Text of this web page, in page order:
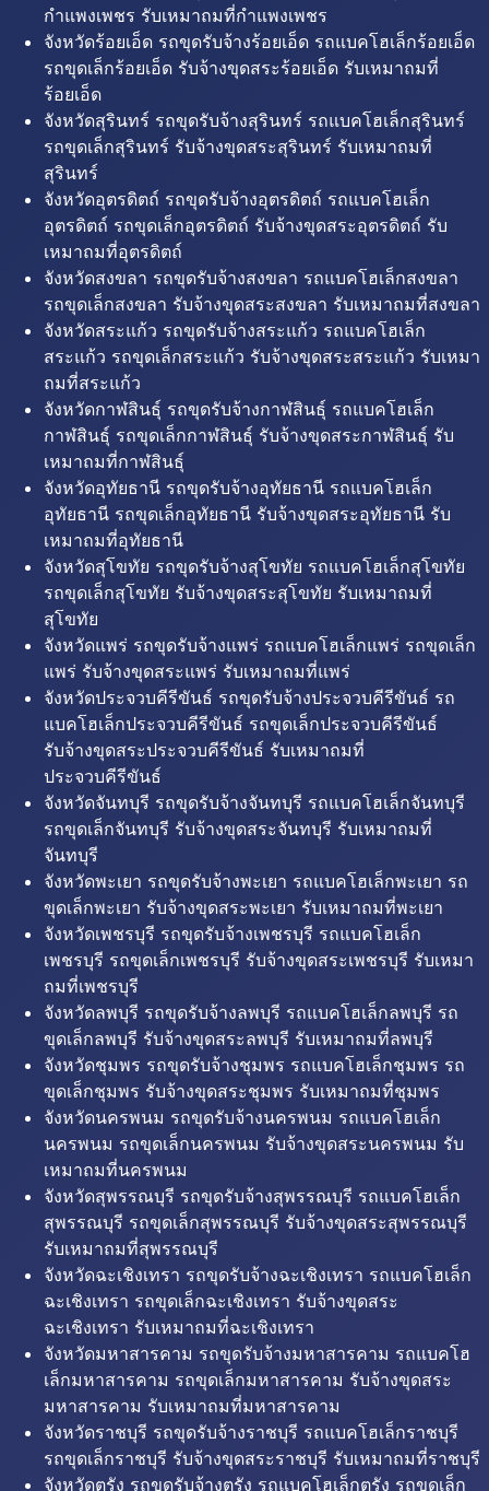
กำแพงเพชร รับเหมาถมที่กำแพงเพชร
จังหวัดร้อยเอ็ด รถขุดรับจ้างร้อยเอ็ด รถแบคโฮเล็กร้อยเอ็ด
รถขุดเล็กร้อยเอ็ด รับจ้างขุดสระร้อยเอ็ด รับเหมาถมที่
ร้อยเอ็ด
จังหวัดสุรินทร์ รถขุดรับจ้างสุรินทร์ รถแบคโฮเล็กสุรินทร์
รถขุดเล็กสุรินทร์ รับจ้างขุดสระสุรินทร์ รับเหมาถมที่
สุรินทร์
จังหวัดอุตรดิตถ์ รถขุดรับจ้างอุตรดิตถ์ รถแบคโฮเล็ก
อุตรดิตถ์ รถขุดเล็กอุตรดิตถ์ รับจ้างขุดสระอุตรดิตถ์ รับ
เหมาถมที่อุตรดิตถ์
จังหวัดสงขลา รถขุดรับจ้างสงขลา รถแบคโฮเล็กสงขลา
รถขุดเล็กสงขลา รับจ้างขุดสระสงขลา รับเหมาถมที่สงขลา
จังหวัดสระแก้ว รถขุดรับจ้างสระแก้ว รถแบคโฮเล็ก
สระแก้ว รถขุดเล็กสระแก้ว รับจ้างขุดสระสระแก้ว รับเหมา
ถมที่สระแก้ว
จังหวัดกาฬสินธุ์ รถขุดรับจ้างกาฬสินธุ์ รถแบคโฮเล็ก
กาฬสินธุ์ รถขุดเล็กกาฬสินธุ์ รับจ้างขุดสระกาฬสินธุ์ รับ
เหมาถมที่กาฬสินธุ์
จังหวัดอุทัยธานี รถขุดรับจ้างอุทัยธานี รถแบคโฮเล็ก
อุทัยธานี รถขุดเล็กอุทัยธานี รับจ้างขุดสระอุทัยธานี รับ
เหมาถมที่อุทัยธานี
จังหวัดสุโขทัย รถขุดรับจ้างสุโขทัย รถแบคโฮเล็กสุโขทัย
รถขุดเล็กสุโขทัย รับจ้างขุดสระสุโขทัย รับเหมาถมที่
สุโขทัย
จังหวัดแพร่ รถขุดรับจ้างแพร่ รถแบคโฮเล็กแพร่ รถขุดเล็ก
แพร่ รับจ้างขุดสระแพร่ รับเหมาถมที่แพร่
จังหวัดประจวบคีรีขันธ์ รถขุดรับจ้างประจวบคีรีขันธ์ รถ
แบคโฮเล็กประจวบคีรีขันธ์ รถขุดเล็กประจวบคีรีขันธ์
รับจ้างขุดสระประจวบคีรีขันธ์ รับเหมาถมที่
ประจวบคีรีขันธ์
จังหวัดจันทบุรี รถขุดรับจ้างจันทบุรี รถแบคโฮเล็กจันทบุรี
รถขุดเล็กจันทบุรี รับจ้างขุดสระจันทบุรี รับเหมาถมที่
จันทบุรี
จังหวัดพะเยา รถขุดรับจ้างพะเยา รถแบคโฮเล็กพะเยา รถ
ขุดเล็กพะเยา รับจ้างขุดสระพะเยา รับเหมาถมที่พะเยา
จังหวัดเพชรบุรี รถขุดรับจ้างเพชรบุรี รถแบคโฮเล็ก
เพชรบุรี รถขุดเล็กเพชรบุรี รับจ้างขุดสระเพชรบุรี รับเหมา
ถมที่เพชรบุรี
จังหวัดลพบุรี รถขุดรับจ้างลพบุรี รถแบคโฮเล็กลพบุรี รถ
ขุดเล็กลพบุรี รับจ้างขุดสระลพบุรี รับเหมาถมที่ลพบุรี
จังหวัดชุมพร รถขุดรับจ้างชุมพร รถแบคโฮเล็กชุมพร รถ
ขุดเล็กชุมพร รับจ้างขุดสระชุมพร รับเหมาถมที่ชุมพร
จังหวัดนครพนม รถขุดรับจ้างนครพนม รถแบคโฮเล็ก
นครพนม รถขุดเล็กนครพนม รับจ้างขุดสระนครพนม รับ
เหมาถมที่นครพนม
จังหวัดสุพรรณบุรี รถขุดรับจ้างสุพรรณบุรี รถแบคโฮเล็ก
สุพรรณบุรี รถขุดเล็กสุพรรณบุรี รับจ้างขุดสระสุพรรณบุรี
รับเหมาถมที่สุพรรณบุรี
จังหวัดฉะเชิงเทรา รถขุดรับจ้างฉะเชิงเทรา รถแบคโฮเล็ก
ฉะเชิงเทรา รถขุดเล็กฉะเชิงเทรา รับจ้างขุดสระ
ฉะเชิงเทรา รับเหมาถมที่ฉะเชิงเทรา
จังหวัดมหาสารคาม รถขุดรับจ้างมหาสารคาม รถแบคโฮ
เล็กมหาสารคาม รถขุดเล็กมหาสารคาม รับจ้างขุดสระ
มหาสารคาม รับเหมาถมที่มหาสารคาม
จังหวัดราชบุรี รถขุดรับจ้างราชบุรี รถแบคโฮเล็กราชบุรี
รถขุดเล็กราชบุรี รับจ้างขุดสระราชบุรี รับเหมาถมที่ราชบุรี
จังหวัดตรัง รถขุดรับจ้างตรัง รถแบคโฮเล็กตรัง รถขุดเล็ก